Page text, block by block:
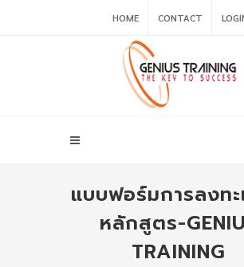
HOME CONTACT
แบบฟอร์มการลงทะ
หลักสูตร-
TRAINING